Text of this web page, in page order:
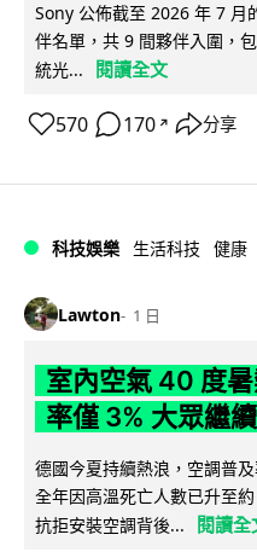
Sony 公佈截至 2026 年 7
伴名單，共 9 間夥伴入圍，
統光...
閱讀全文
570 170 ↗ 分享
科技娛樂 生活科技 健康
Lawton 1 日
室內空氣 40 度
率僅 3% 大眾繼
德國今夏持續熱浪，空調普
全年因高溫死亡人數已升至
抗拒安裝空調背後...
閱讀全